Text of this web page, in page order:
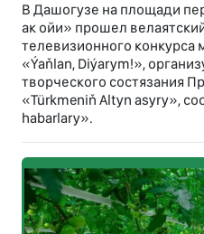
В Дашогузе на площади
ак ойи» прошел
телевизионного
«Ýaňlan, Diýarym!»,
творческого состязания
«Türkmeniň Altyn asyry»,
habarlary».